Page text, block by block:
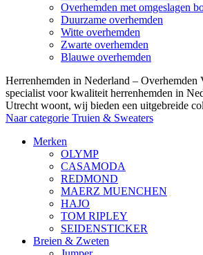
Overhemden met omgeslagen
Duurzame overhemden
Witte overhemden
Zwarte overhemden
Blauwe overhemden
Herrenhemden in Nederland –
specialist voor kwaliteit herrenhemden in
Utrecht woont, wij bieden een uitgebreide
Naar categorie Truien & Sweaters
Merken
OLYMP
CASAMODA
REDMOND
MAERZ MUENCHEN
HAJO
TOM RIPLEY
SEIDENSTICKER
Breien & Zweten